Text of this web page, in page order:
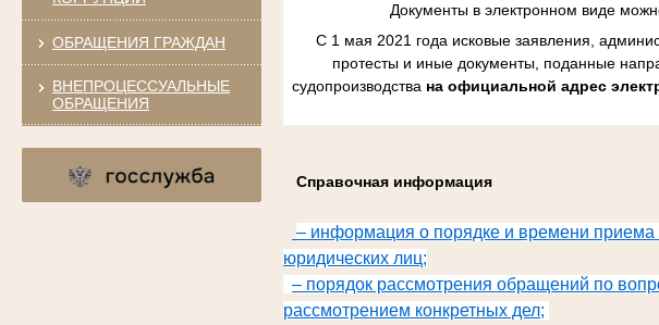
ОБРАЩЕНИЯ ГРАЖДАН
ВНЕПРОЦЕССУАЛЬНЫЕ
ОБРАЩЕНИЯ
Документы в электронном виде
С 1 мая 2021 года исковые заявления,
протесты и иные документы, поданные
судопроизводства на официальной адрес
Справочная информация
– информация о порядке и времени приема
юридических лиц;
– порядок рассмотрения обращений по
рассмотрением конкретных дел;